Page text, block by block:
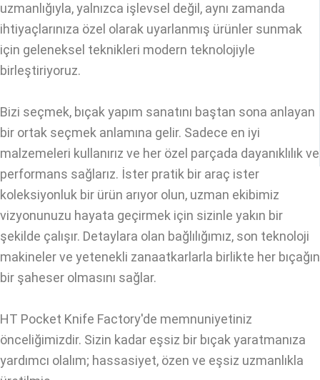
uzmanlığıyla, yalnızca işlevsel değil, aynı zamanda
ihtiyaçlarınıza özel olarak uyarlanmış ürünler sunmak
için geleneksel teknikleri modern teknolojiyle
birleştiriyoruz.
Bizi seçmek, bıçak yapım sanatını baştan sona anlayan
bir ortak seçmek anlamına gelir. Sadece en iyi
malzemeleri kullanırız ve her özel parçada dayanıklılık ve
performans sağlarız. İster pratik bir araç ister
koleksiyonluk bir ürün arıyor olun, uzman ekibimiz
vizyonunuzu hayata geçirmek için sizinle yakın bir
şekilde çalışır. Detaylara olan bağlılığımız, son teknoloji
makineler ve yetenekli zanaatkarlarla birlikte her bıçağın
bir şaheser olmasını sağlar.
HT Pocket Knife Factory'de memnuniyetiniz
önceliğimizdir. Sizin kadar eşsiz bir bıçak yaratmanıza
yardımcı olalım; hassasiyet, özen ve eşsiz uzmanlıkla